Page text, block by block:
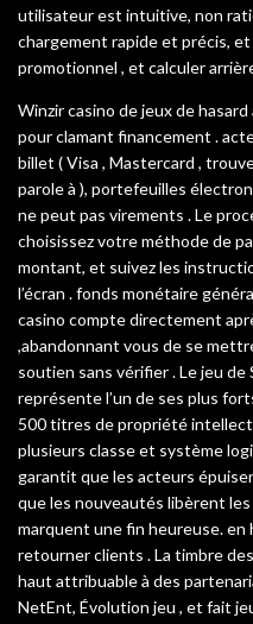
utilisateur est intuitive, non
chargement rapide et précis,
promotionnel , et calculer
Winzir casino de jeux de
pour clamant financement .
billet ( Visa , Mastercard ,
parole à ), portefeuilles
ne peut pas virements . Le
choisissez votre méthode de
montant, et suivez les
l’écran . fonds monétaire
casino compte directement
,abandonnant vous de se
soutien sans vérifier . Le jeu
représente l’un de ses plus
500 titres de propriété
plusieurs classe et système
garantit que les acteurs
que les nouveautés libèrent
marquent une fin heureuse.
retourner clients . La timbre
haut attribuable à des
NetEnt, Évolution jeu , et fait